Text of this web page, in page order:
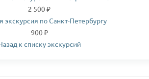
2 500 ₽
экскурсия по Санкт-Петербургу
900 ₽
к списку экскурсий